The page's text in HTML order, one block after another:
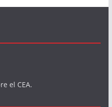
el CEA.